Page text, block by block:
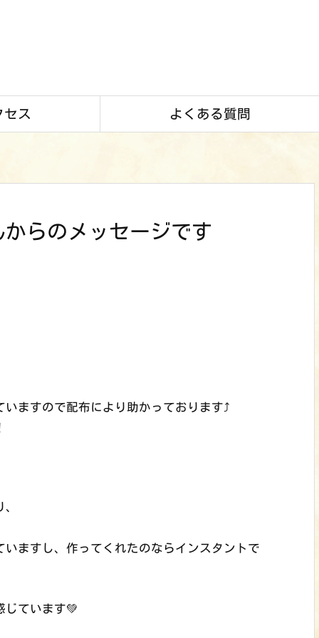
ス よくある質問
らのメッセージです
ますので配布により助かっております⤴︎
ますし、作ってくれたのならインスタントで
じています💚